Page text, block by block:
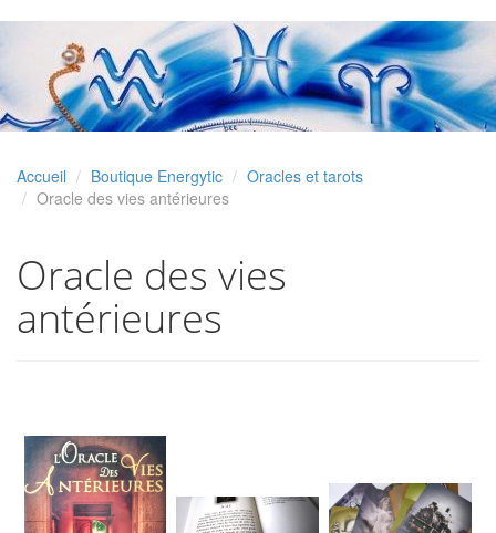
Accueil Boutique Energytic
Oracles et tarots
Oracle des vies antérieures
Oracle des vies
antérieures